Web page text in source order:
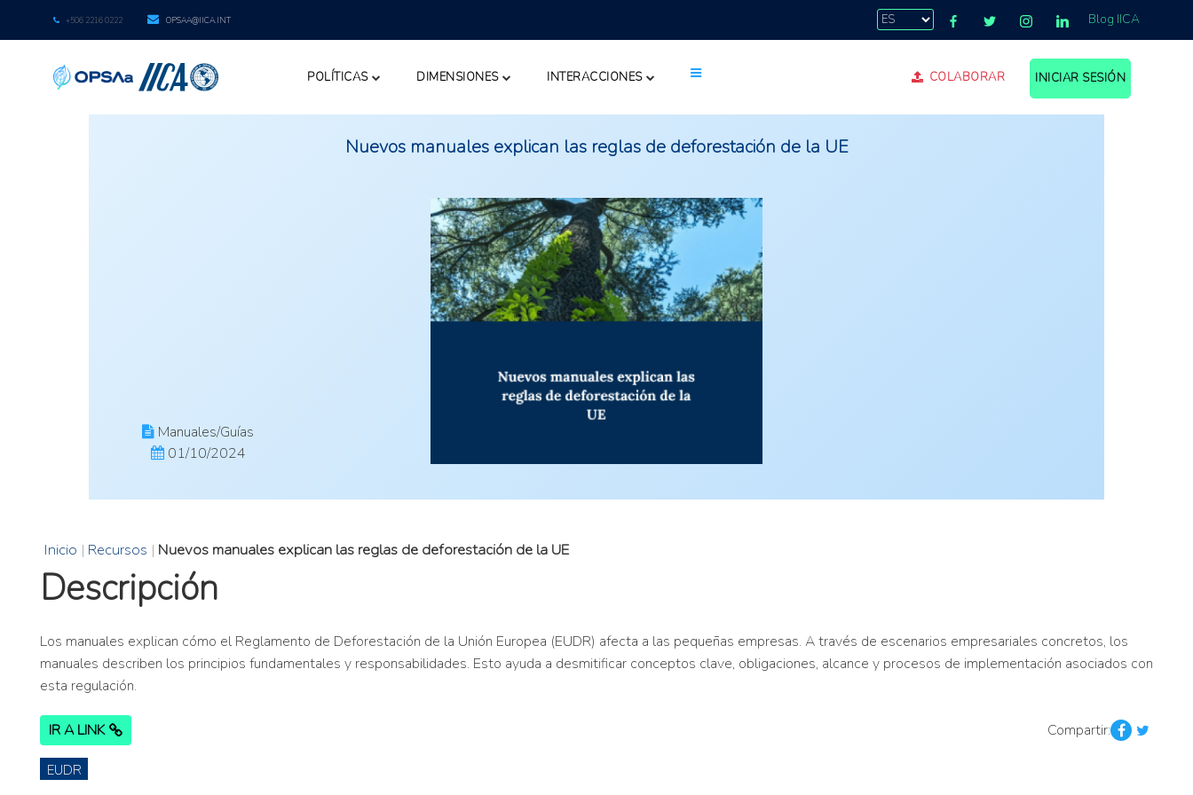
+506 2216 0222 OPSAA@IICA.INT Blog IICA
POLÍTICAS DIMENSIONES INTERACCIONES COLABORAR INICIAR SESIÓN
Nuevos manuales explican las reglas de deforestación de la UE
Manuales/Guías
01/10/2024
Inicio | Recursos | Nuevos manuales explican las reglas de deforestación de la UE
Descripción
Los manuales explican cómo el Reglamento de Deforestación de la Unión Europea (EUDR) afecta a las pequeñas empresas. A través de escenarios empresariales concretos, los
manuales describen los principios fundamentales y responsabilidades. Esto ayuda a desmitificar conceptos clave, obligaciones, alcance y procesos de implementación asociados con
esta regulación.
IR A LINK Compartir:
EUDR